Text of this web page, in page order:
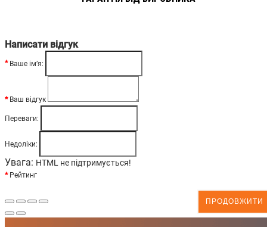
Написати відгук
Ваше ім’я:
Ваш відгук
Переваги:
Недоліки:
Увага: HTML не підтримується!
Рейтинг
ПРОДОВЖИТИ